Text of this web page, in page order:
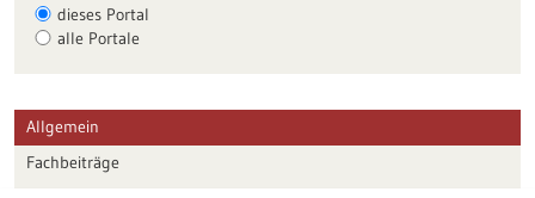
dieses Portal
alle Portale
Allgemein
Fachbeiträge